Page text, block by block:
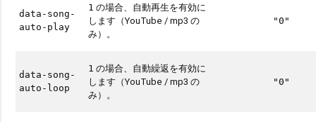
data-song-
auto-play
1 の場合、自動再生を有効に
します（YouTube / mp3 の
み）。
"0"
data-song-
auto-loop
1 の場合、自動繰返を有効に
します（YouTube / mp3 の
み）。
"0"